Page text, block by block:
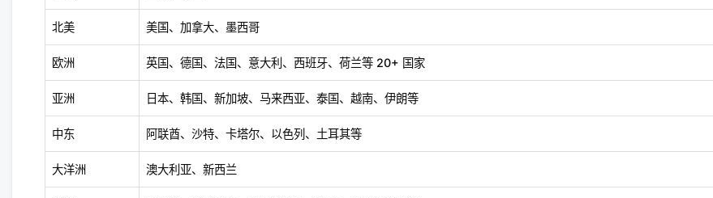
北美 美国、加拿大、墨西哥
欧洲 英国、德国、法国、意大利、西班牙、荷兰等 20+ 国家
亚洲 日本、韩国、新加坡、马来西亚、泰国、越南、伊朗等
中东 阿联酋、沙特、卡塔尔、以色列、土耳其等
大洋洲 澳大利亚、新西兰